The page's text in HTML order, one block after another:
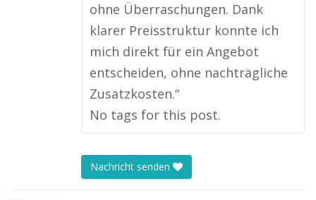
ohne Überraschungen. Dank
klarer Preisstruktur konnte ich
mich direkt für ein Angebot
entscheiden, ohne nachträgliche
Zusatzkosten.“
No tags for this post.
Nachricht senden